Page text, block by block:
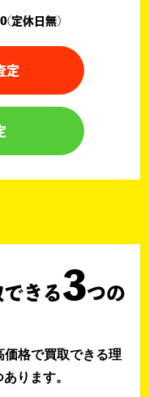
定休日無)
定
きる3つの
価格で買取できる理
ります。